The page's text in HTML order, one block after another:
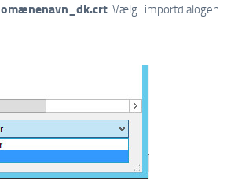
. Vælg i importdialogen